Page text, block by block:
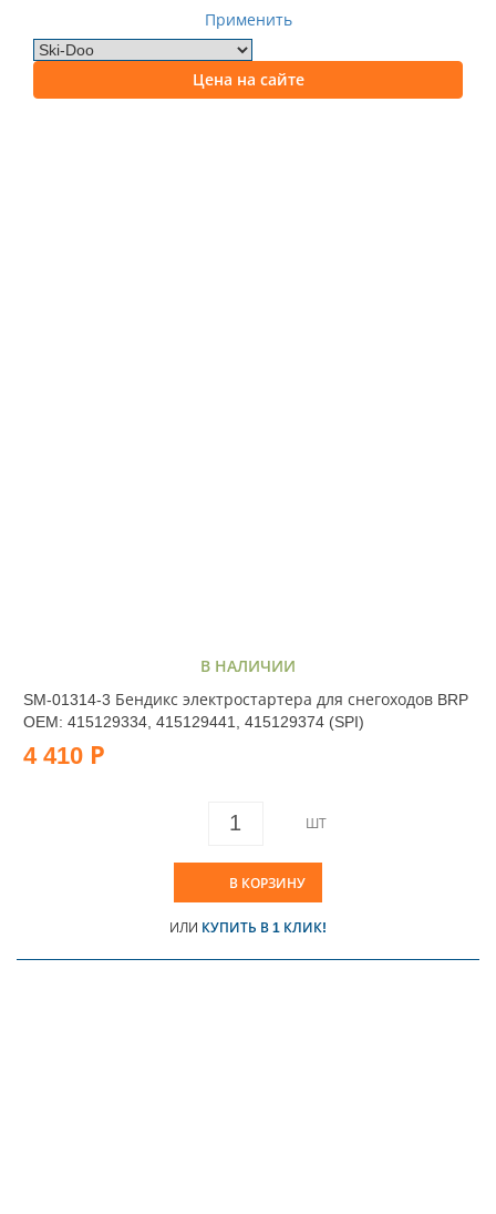
Применить
Цена на сайте
В НАЛИЧИИ
SM-01314-3 Бендикс электростартера для снегоходов BRP
OEM: 415129334, 415129441, 415129374 (SPI)
4 410 Р
ШТ
В КОРЗИНУ
ИЛИ КУПИТЬ В 1 КЛИК!